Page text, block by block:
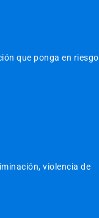
que ponga en
violencia de